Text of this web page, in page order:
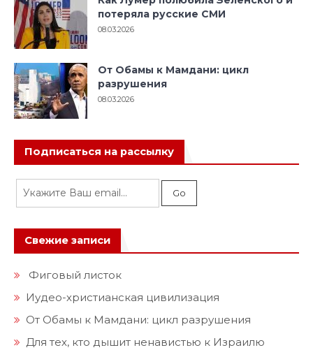
потеряла русские СМИ
08.03.2026
От Обамы к Мамдани: цикл
разрушения
08.03.2026
Подписаться на рассылку
Свежие записи
Фиговый листок
Иудео-христианская цивилизация
От Обамы к Мамдани: цикл разрушения
Для тех, кто дышит ненавистью к Израилю